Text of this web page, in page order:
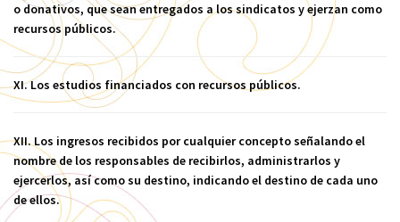
o donativos, que sean entregados a los sindicatos y ejerzan como
recursos públicos.
XI. Los estudios financiados con recursos públicos.
XII. Los ingresos recibidos por cualquier concepto señalando el
nombre de los responsables de recibirlos, administrarlos y
ejercerlos, así como su destino, indicando el destino de cada uno
de ellos.